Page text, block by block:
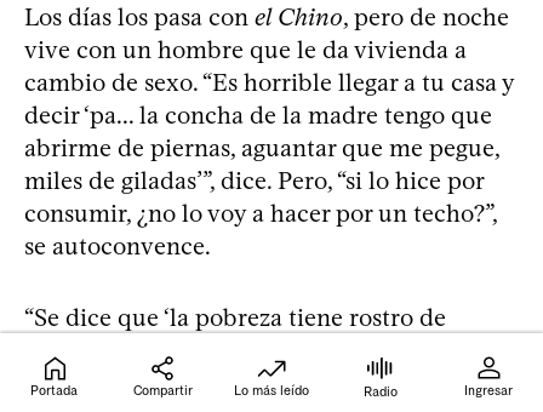
Los días los pasa con el Chino, pero de noche
vive con un hombre que le da vivienda a
cambio de sexo. “Es horrible llegar a tu casa y
decir ‘pa... la concha de la madre tengo que
abrirme de piernas, aguantar que me pegue,
miles de giladas’”, dice. Pero, “si lo hice por
consumir, ¿no lo voy a hacer por un techo?”,
se autoconvence.
“Se dice que ‘la pobreza tiene rostro de
mujer’, pero esta expresión lejos está de
hacerle justicia a los niveles de castigo y
Portada Compartir Lo más leído Radio Ingresar